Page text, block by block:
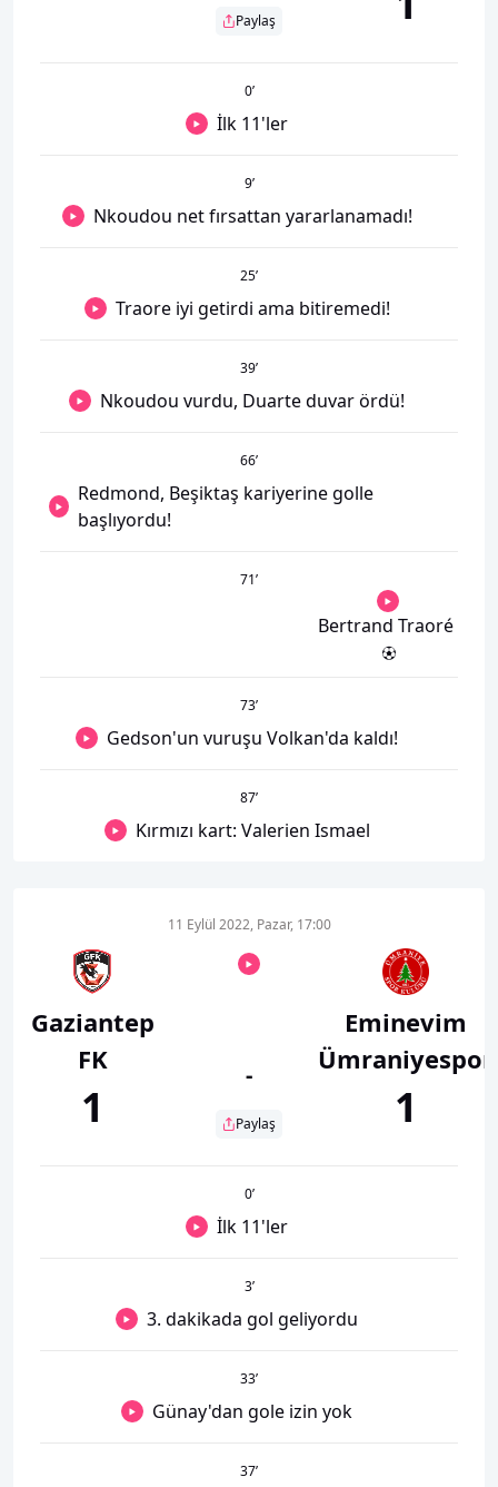
Paylaş
0’
İlk 11'ler
9’
Nkoudou net fırsattan yararlanamadı!
25’
Traore iyi getirdi ama bitiremedi!
39’
Nkoudou vurdu, Duarte duvar ördü!
66’
Redmond, Beşiktaş kariyerine golle
başlıyordu!
71’
Bertrand Traoré
73’
Gedson'un vuruşu Volkan'da kaldı!
87’
Kırmızı kart: Valerien Ismael
Gaziantep
FK
1
11 Eylül 2022, Pazar, 17:00
-
Paylaş
Eminevim
Ümraniyespor
1
0’
İlk 11'ler
3’
3. dakikada gol geliyordu
33’
Günay'dan gole izin yok
37’